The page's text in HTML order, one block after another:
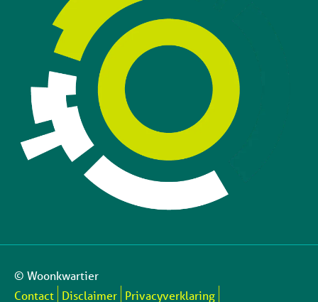
© Woonkwartier
Contact Disclaimer Privacyverklaring